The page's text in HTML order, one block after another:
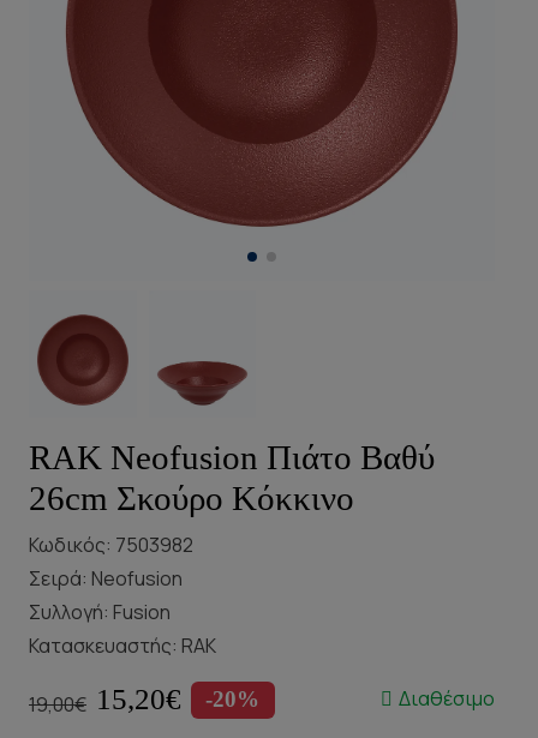
RAK Neofusion Πιάτο Βαθύ
26cm Σκούρο Κόκκινο
Κωδικός: 7503982
Σειρά: Neofusion
Συλλογή: Fusion
Κατασκευαστής: RAK
19,00€ 15,20€ -20% Διαθέσιμο